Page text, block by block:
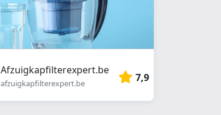
Afzuigkapfilterexpert.be
afzuigkapfilterexpert.be 7,9